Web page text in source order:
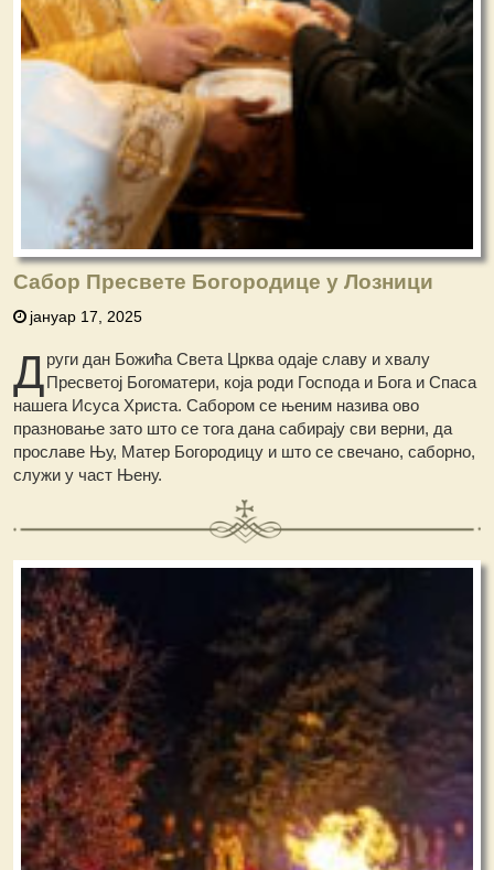
Сабор Пресвете Богородице у Лозници
јануар 17, 2025
Други дан Божића Света Црква одаје славу и хвалу
Пресветој Богоматери, која роди Господа и Бога и Спаса
нашега Исуса Христа. Сабором се њеним назива ово
празновање зато што се тога дана сабирају сви верни, да
прославе Њу, Матер Богородицу и што се свечано, саборно,
служи у част Њену.